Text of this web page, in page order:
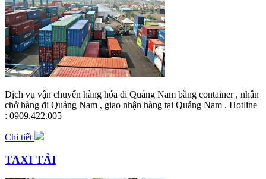
Dịch vụ vận chuyển hàng hóa đi Quảng Nam bằng container , nhận
chở hàng đi Quảng Nam , giao nhận hàng tại Quảng Nam . Hotline
: 0909.422.005
Chi tiết
TAXI TẢI